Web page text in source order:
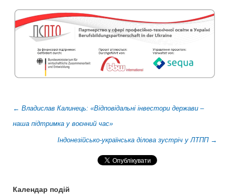
← Владислав Калинець: «Відповідальні інвестори держави –
наша підтримка у воєнний час»
Індонезійсько-українська ділова зустріч у ЛТПП →
Календар подій